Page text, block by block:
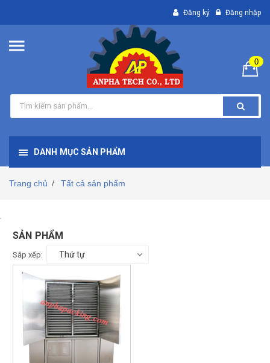
Đăng ký Đăng nhập
0
DANH MỤC SẢN PHẨM
Trang chủ / Tất cả sản phẩm
SẢN PHẨM
Sắp xếp: Thứ tự